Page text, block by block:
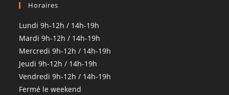
Horaires
Lundi 9h-12h / 14h-19h
Mardi 9h-12h / 14h-19h
Mercredi 9h-12h / 14h-19h
Jeudi 9h-12h / 14h-19h
Vendredi 9h-12h / 14h-19h
Fermé le weekend